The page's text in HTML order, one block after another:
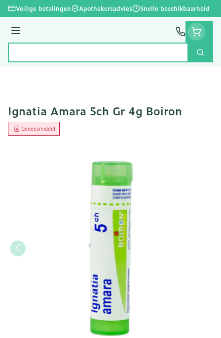
Ga naar de inhoud
Veilige betalingen Apothekersadvies Snelle beschikbaarheid
Menu
Zoek
Ignatia Amara 5ch Gr 4g Boiron
Geneesmiddel